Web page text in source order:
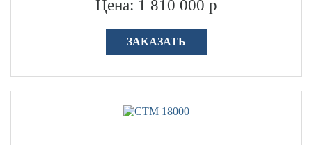
Цена: 1 810 000 р
ЗАКАЗАТЬ